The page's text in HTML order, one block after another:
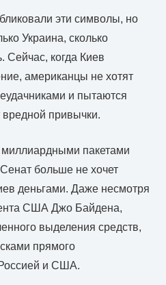
эти символы, но
Украина, сколько
Сейчас, когда Киев
американцы не хотят
и пытаются
вредной привычки.
пакетами
больше не хочет
деньгами. Даже несмотря
США Джо Байдена,
выделения средств,
прямого
и США.